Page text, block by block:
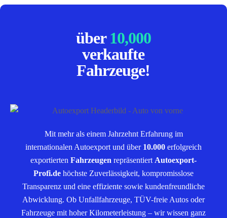
über10,000
verkaufte
Fahrzeuge!
Mit mehr als einem Jahrzehnt Erfahrung im
internationalen Autoexport und über 10.000 erfolgreich
exportierten Fahrzeugen repräsentiertAutoexport-
Profi.de höchste Zuverlässigkeit, kompromisslose
Transparenz und eine effiziente sowie kundenfreundliche
Abwicklung. Ob Unfallfahrzeuge, TÜV-freie Autos oder
Fahrzeuge mit hoher Kilometerleistung – wir wissen ganz